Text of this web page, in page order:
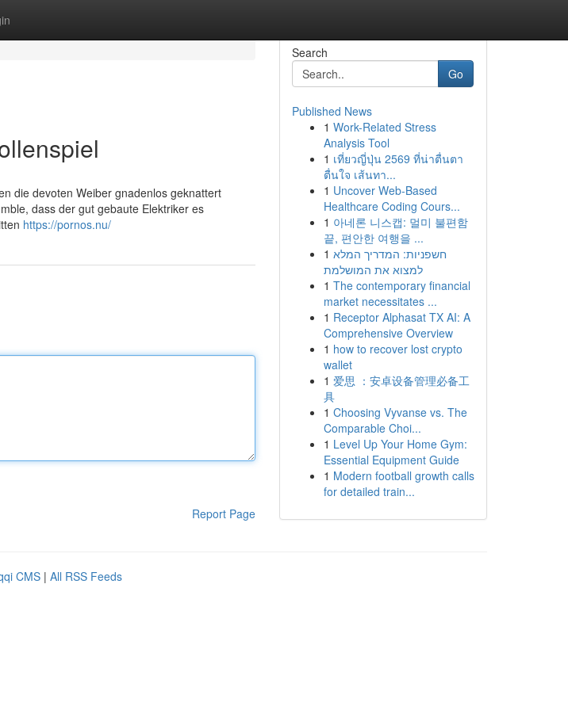
die devoten Weiber gnadenlos geknattert
dass der gut gebaute Elektriker es
https://pornos.nu/
Report Page
Search
Go
Published News
1 Work-Related Stress
Analysis Tool
1 เที่ยวญี่ปุ่น 2569 ที่น่าตื่นตา
ตื่นใจ เส้นทา...
1 Uncover Web-Based
Healthcare Coding Cours...
1 아네론 니스캡: 멀미 불편함
끝, 편안한 여행을 ...
1 חשפניות: המדריך המלא
למצוא את המושלמת
1 The contemporary financial
market necessitates ...
1 Receptor Alphasat TX AI: A
Comprehensive Overview
1 how to recover lost crypto
wallet
1 爱思 ：安卓设备管理必备工
具
1 Choosing Vyvanse vs. The
Comparable Choi...
1 Level Up Your Home Gym:
Essential Equipment Guide
1 Modern football growth calls
for detailed train...
CMS | All RSS Feeds